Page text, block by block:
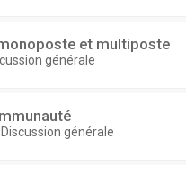
et multiposte
générale
Discussion générale